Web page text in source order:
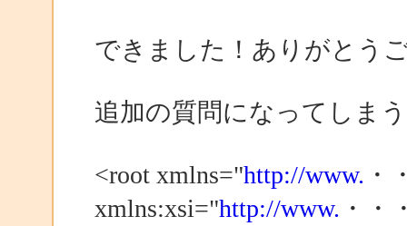
できました！ありがとう
追加の質問になってしま
<root xmlns="http://www. ・
xmlns:xsi="http://www. ・・